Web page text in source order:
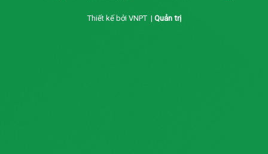
Thiết kế bởi VNPT | Quản trị